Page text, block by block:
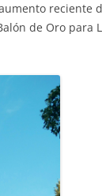
reciente
de Oro para